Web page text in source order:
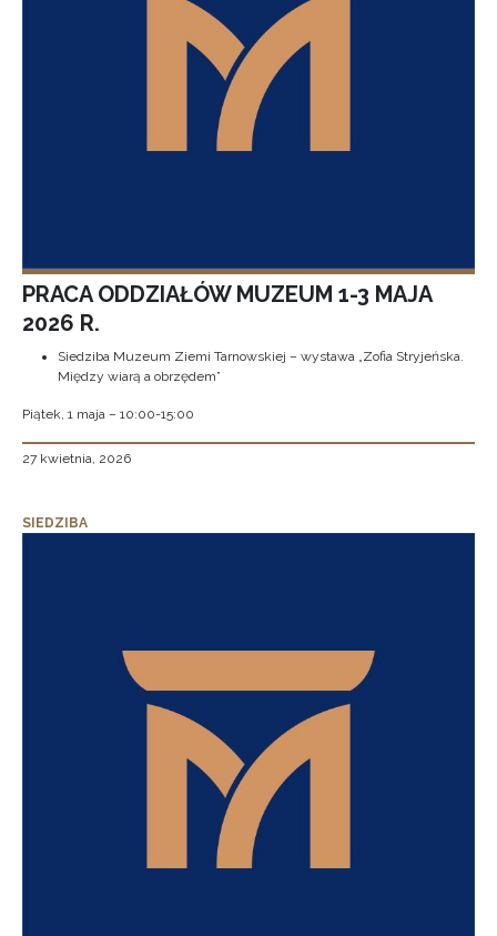
PRACA ODDZIAŁÓW MUZEUM 1-3 MAJA
2026 R.
Siedziba Muzeum Ziemi Tarnowskiej – wystawa „Zofia Stryjeńska.
Między wiarą a obrzędem”
Piątek, 1 maja – 10:00-15:00
27 kwietnia, 2026
SIEDZIBA